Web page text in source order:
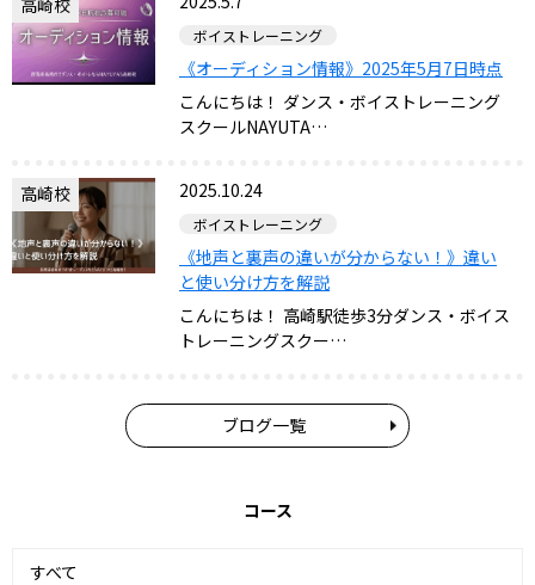
高崎校
ボイストレーニング
《オーディション情報》2025年5月7日時点
こんにちは！ ダンス・ボイストレーニング
スクールNAYUTA…
高崎校 2025.10.24
ボイストレーニング
《地声と裏声の違いが分からない！》違い
と使い分け方を解説
こんにちは！ 高崎駅徒歩3分ダンス・ボイス
トレーニングスクー…
ブログ一覧
コース
すべて